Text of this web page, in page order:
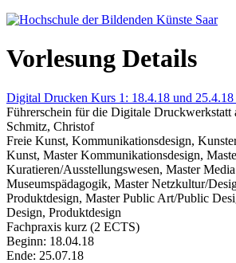
Vorlesung Details
Digital Drucken Kurs 1: 18.4.18 und
Führerschein für die Digitale Druckwerkstatt
Schmitz, Christof
Freie Kunst, Kommunikationsdesign,
Kunst, Master Kommunikationsdesign,
Kuratieren/Ausstellungswesen, Master
Museumspädagogik, Master Netzkultur/
Produktdesign, Master Public Art/Public
Design, Produktdesign
Fachpraxis kurz (2 ECTS)
Beginn: 18.04.18
Ende: 25.07.18